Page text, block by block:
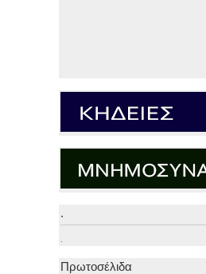
.
.
Πρωτοσέλιδα